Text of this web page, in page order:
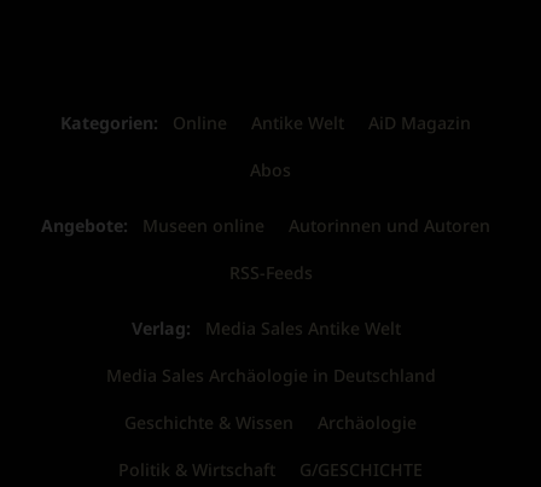
Kategorien: Online Antike Welt AiD Magazin
Abos
Angebote: Museen online Autorinnen und Autoren
RSS-Feeds
Verlag: Media Sales Antike Welt
Media Sales Archäologie in Deutschland
Geschichte & Wissen Archäologie
Politik & Wirtschaft G/GESCHICHTE